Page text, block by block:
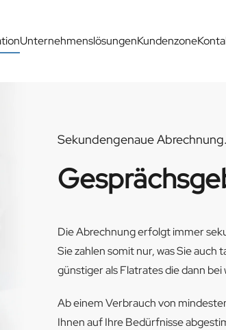
UnternehmenslösungenKundenzone
Sekundengenaue Abrechnung.
Die Abrechnung erfolgt immer
Sie zahlen somit nur, was Sie auch
günstiger als Flatrates die dann
Ab einem Verbrauch von
Ihnen auf Ihre Bedürfnisse